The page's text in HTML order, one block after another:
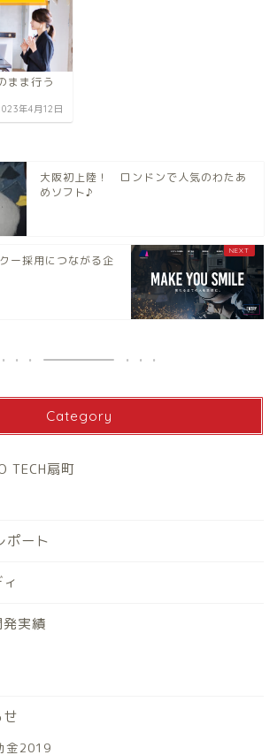
まま行う
年4月12日
大阪初上陸！ ロンドンで人気のわたあ
めソフト♪
ー採用につながる企
Category
TECH扇町
ポート
実績
金2019